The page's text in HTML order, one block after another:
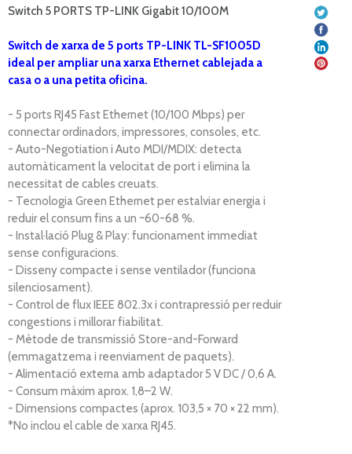
Switch 5 PORTS TP-LINK Gigabit 10/100M
Switch de xarxa de 5 ports TP-LINK TL-SF1005D
ideal per ampliar una xarxa Ethernet cablejada a
casa o a una petita oficina.
- 5 ports RJ45 Fast Ethernet (10/100 Mbps) per
connectar ordinadors, impressores, consoles, etc.
- Auto-Negotiation i Auto MDI/MDIX: detecta
automàticament la velocitat de port i elimina la
necessitat de cables creuats.
- Tecnologia Green Ethernet per estalviar energia i
reduir el consum fins a un ~60-68 %.
- Instal·lació Plug & Play: funcionament immediat
sense configuracions.
- Disseny compacte i sense ventilador (funciona
silenciosament).
- Control de flux IEEE 802.3x i contrapressió per reduir
congestions i millorar fiabilitat.
- Mètode de transmissió Store-and-Forward
(emmagatzema i reenviament de paquets).
- Alimentació externa amb adaptador 5 V DC / 0,6 A.
- Consum màxim aprox. 1,8–2 W.
- Dimensions compactes (aprox. 103,5 × 70 × 22 mm).
*No inclou el cable de xarxa RJ45.